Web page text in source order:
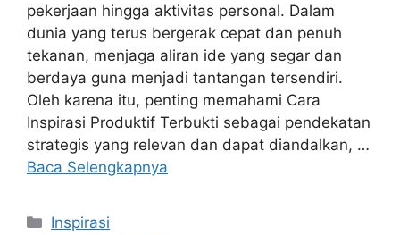
pekerjaan hingga aktivitas personal. Dalam
dunia yang terus bergerak cepat dan penuh
tekanan, menjaga aliran ide yang segar dan
berdaya guna menjadi tantangan tersendiri.
Oleh karena itu, penting memahami Cara
Inspirasi Produktif Terbukti sebagai pendekatan
strategis yang relevan dan dapat diandalkan, …
Baca Selengkapnya
Kategori
Inspirasi